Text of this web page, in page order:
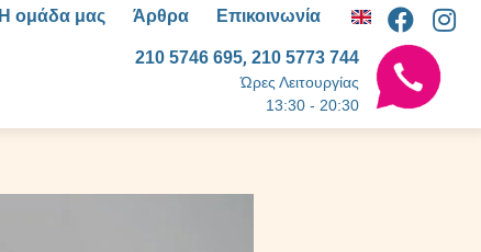
Η ομάδα μας Άρθρα Επικοινωνία
210 5746 695,210 5773 744
Ώρες Λειτουργίας
13:30 - 20:30